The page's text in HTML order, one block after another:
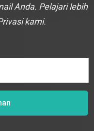
Anda. Pelajari lebih
kami.